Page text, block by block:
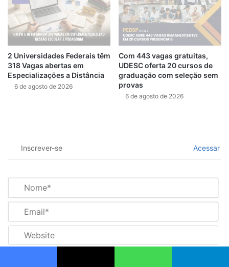
2 Universidades Federais têm
318 Vagas abertas em
Especializações a Distância
6 de agosto de 2026
Com 443 vagas gratuitas,
UDESC oferta 20 cursos de
graduação com seleção sem
provas
6 de agosto de 2026
Inscrever-se Acessar
m
*a
lb